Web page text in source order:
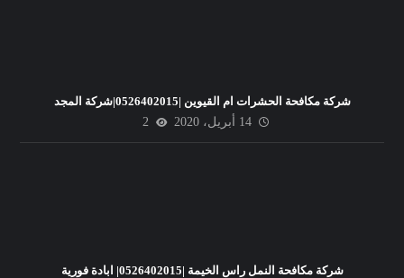
شركة مكافحة الحشرات ام القيوين |0526402015|شركة المجد
14 أبريل، 2020
2
شركة مكافحة النمل راس الخيمة |0526402015| ابادة فورية